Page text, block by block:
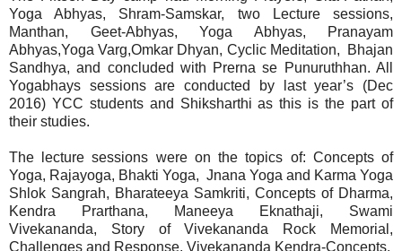
Yoga Abhyas, Shram-Samskar, two Lecture sessions,
Manthan, Geet-Abhyas, Yoga Abhyas, Pranayam
Abhyas,Yoga Varg,Omkar Dhyan, Cyclic Meditation, Bhajan
Sandhya, and concluded with Prerna se Punuruthhan. All
Yogabhays sessions are conducted by last year’s (Dec
2016) YCC students and Shiksharthi as this is the part of
their studies.
The lecture sessions were on the topics of: Concepts of
Yoga, Rajayoga, Bhakti Yoga, Jnana Yoga and Karma Yoga
Shlok Sangrah, Bharateeya Samkriti, Concepts of Dharma,
Kendra Prarthana, Maneeya Eknathaji, Swami
Vivekananda, Story of Vivekananda Rock Memorial,
Challenges and Response, Vivekananda Kendra-Concepts.